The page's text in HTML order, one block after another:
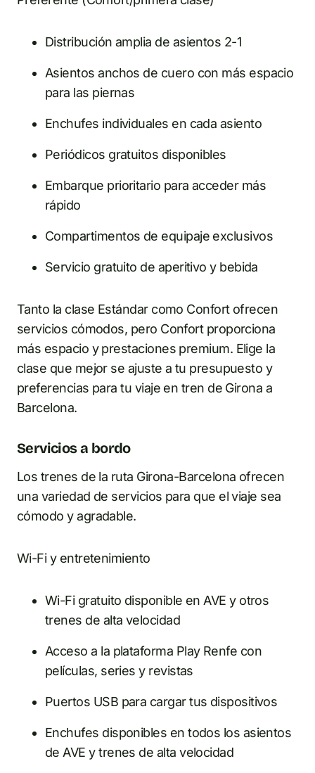
Distribución amplia de asientos 2-1
Asientos anchos de cuero con más espacio
para las piernas
Enchufes individuales en cada asiento
Periódicos gratuitos disponibles
Embarque prioritario para acceder más
rápido
Compartimentos de equipaje exclusivos
Servicio gratuito de aperitivo y bebida
Tanto la clase Estándar como Confort ofrecen
servicios cómodos, pero Confort proporciona
más espacio y prestaciones premium. Elige la
clase que mejor se ajuste a tu presupuesto y
preferencias para tu viaje en tren de Girona a
Barcelona.
Servicios a bordo
Los trenes de la ruta Girona-Barcelona ofrecen
una variedad de servicios para que el viaje sea
cómodo y agradable.
Wi-Fi y entretenimiento
Wi-Fi gratuito disponible en AVE y otros
trenes de alta velocidad
Acceso a la plataforma Play Renfe con
películas, series y revistas
Puertos USB para cargar tus dispositivos
Enchufes disponibles en todos los asientos
de AVE y trenes de alta velocidad